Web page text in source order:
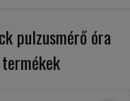
pulzusmérő óra